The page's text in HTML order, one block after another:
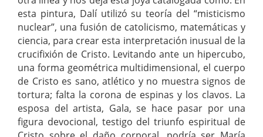
esta pintura, Dalí utilizó su teoría del “misticismo
nuclear”, una fusión de catolicismo, matemáticas y
ciencia, para crear esta interpretación inusual de la
crucifixión de Cristo. Levitando ante un hipercubo,
una forma geométrica multidimensional, el cuerpo
de Cristo es sano, atlético y no muestra signos de
tortura; falta la corona de espinas y los clavos. La
esposa del artista, Gala, se hace pasar por una
figura devocional, testigo del triunfo espiritual de